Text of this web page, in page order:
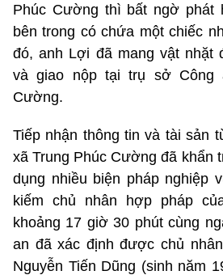
Phúc Cường thì bất ngờ phát
bên trong có chứa một chiếc
đó, anh Lợi đã mang vật nhặt
và giao nộp tại trụ sở Công
Cường.
Tiếp nhận thông tin và tài sản
xã Trung Phúc Cường đã khẩn
dụng nhiều biện pháp nghiệp
kiếm chủ nhân hợp pháp
khoảng 17 giờ 30 phút cùng
an đã xác định được chủ
Nguyễn Tiến Dũng (sinh năm